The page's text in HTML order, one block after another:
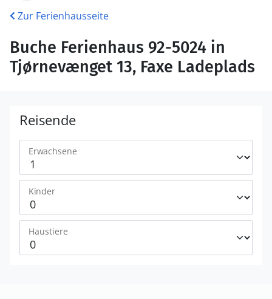
Zur Ferienhausseite
Buche Ferienhaus 92-5024 in
Tjørnevænget 13, Faxe Ladeplads
Reisende
Erwachsene
Kinder
Haustiere